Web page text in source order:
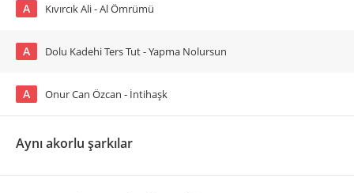
A Kıvırcık Ali - Al Ömrümü
A Dolu Kadehi Ters Tut - Yapma Nolursun
A Onur Can Özcan - İntihaşk
Aynı akorlu şarkılar